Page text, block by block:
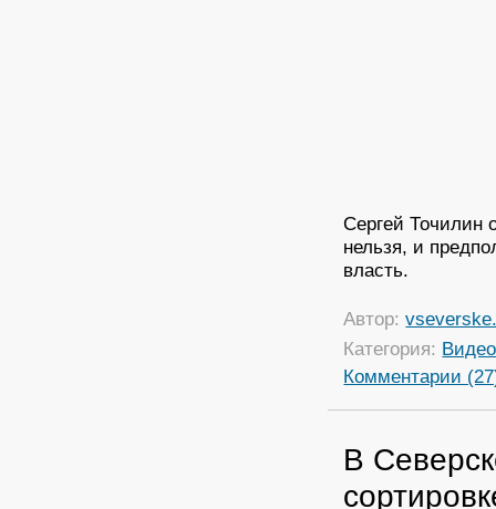
Сергей Точилин
нельзя, и
власть.
Автор:
Категория: Видео
Комментарии
В